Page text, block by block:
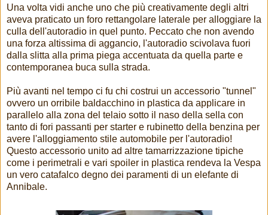
Una volta vidi anche uno che più creativamente degli altri
aveva praticato un foro rettangolare laterale per alloggiare la
culla dell'autoradio in quel punto. Peccato che non avendo
una forza altissima di aggancio, l'autoradio scivolava fuori
dalla slitta alla prima piega accentuata da quella parte e
contemporanea buca sulla strada.
Più avanti nel tempo ci fu chi costrui un accessorio "tunnel"
ovvero un orribile baldacchino in plastica da applicare in
parallelo alla zona del telaio sotto il naso della sella con
tanto di fori passanti per starter e rubinetto della benzina per
avere l'alloggiamento stile automobile per l'autoradio!
Questo accessorio unito ad altre tamarrizzazione tipiche
come i perimetrali e vari spoiler in plastica rendeva la Vespa
un vero catafalco degno dei paramenti di un elefante di
Annibale.